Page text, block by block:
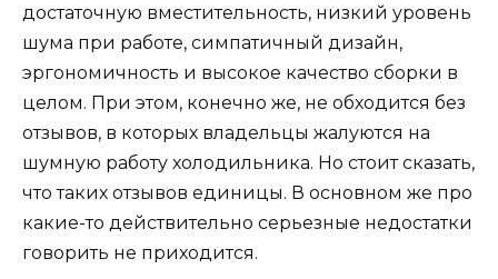
достаточную вместительность, низкий уровень
шума при работе, симпатичный дизайн,
эргономичность и высокое качество сборки в
целом. При этом, конечно же, не обходится без
отзывов, в которых владельцы жалуются на
шумную работу холодильника. Но стоит сказать,
что таких отзывов единицы. В основном же про
какие-то действительно серьезные недостатки
говорить не приходится.